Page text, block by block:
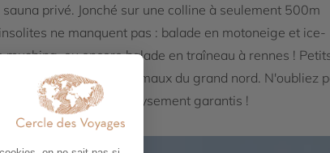
privé. Jonché sur une colline à seulement 500m
ne manquent pas : balade en motoneige et ice-
ou encore balade en traîneau à rennes !
pour découvrir les animaux du grand nord. N'oubliez
en enfance et dépaysement garantis !